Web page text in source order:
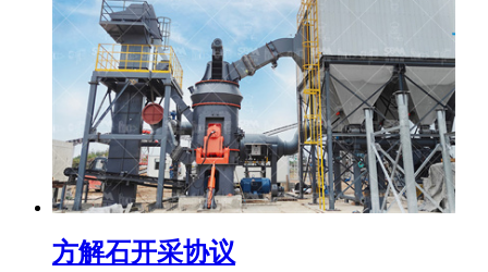
方解石开采协议